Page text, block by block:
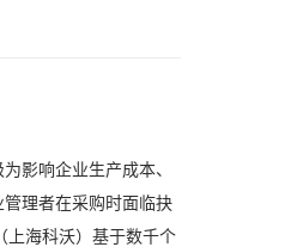
影响企业生产成本、
理者在采购时面临抉
上海科沃）基于数千个